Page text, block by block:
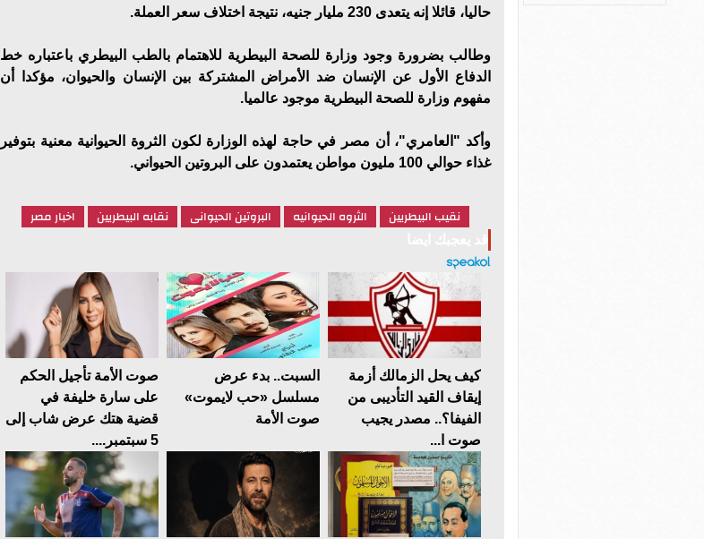
حاليا، قائلا إنه يتعدى 230 مليار جنيه، نتيجة اختلاف سعر العملة.
وطالب بضرورة وجود وزارة للصحة البيطرية للاهتمام بالطب البيطري باعتباره خط
الدفاع الأول عن الإنسان ضد الأمراض المشتركة بين الإنسان والحيوان، مؤكدا أن
مفهوم وزارة للصحة البيطرية موجود عالميا.
وأكد "العامري"، أن مصر في حاجة لهذه الوزارة لكون الثروة الحيوانية معنية بتوفير
غذاء حوالي 100 مليون مواطن يعتمدون على البروتين الحيواني.
نقيب البيطريين الثروه الحيوانيه البروتين الحيوانى نقابه البيطريين اخبار مصر
كيف يحل الزمالك أزمة
إيقاف القيد التأديبى من
الفيفا؟.. مصدر يجيب
صوت ا...
السبت.. بدء عرض
مسلسل «حب لايموت»
صوت الأمة
صوت الأمة تأجيل الحكم
على سارة خليفة في
قضية هتك عرض شاب إلى
5 سبتمبر....